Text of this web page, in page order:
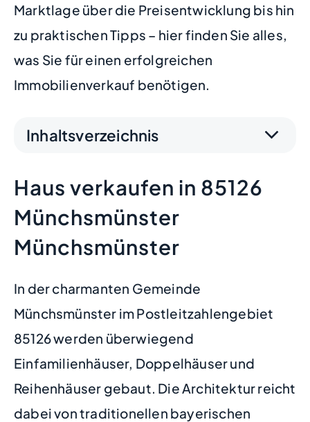
Marktlage über die Preisentwicklung bis hin
zu praktischen Tipps – hier finden Sie alles,
was Sie für einen erfolgreichen
Immobilienverkauf benötigen.
Inhaltsverzeichnis
Haus verkaufen in 85126
Münchsmünster
Münchsmünster
In der charmanten Gemeinde
Münchsmünster im Postleitzahlengebiet
85126 werden überwiegend
Einfamilienhäuser, Doppelhäuser und
Reihenhäuser gebaut. Die Architektur reicht
dabei von traditionellen bayerischen